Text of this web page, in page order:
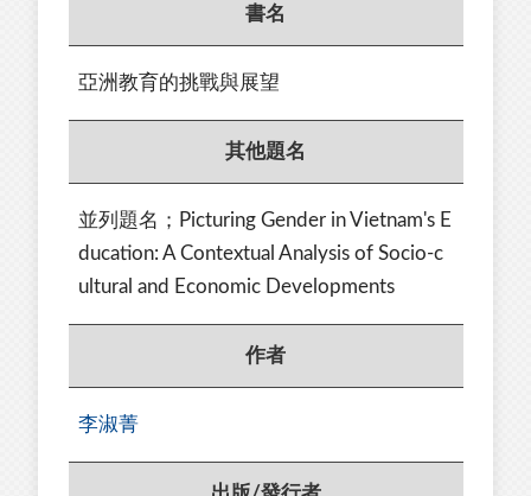
書名
亞洲教育的挑戰與展望
其他題名
並列題名；Picturing Gender in Vietnam's E
ducation: A Contextual Analysis of Socio-c
ultural and Economic Developments
作者
李淑菁